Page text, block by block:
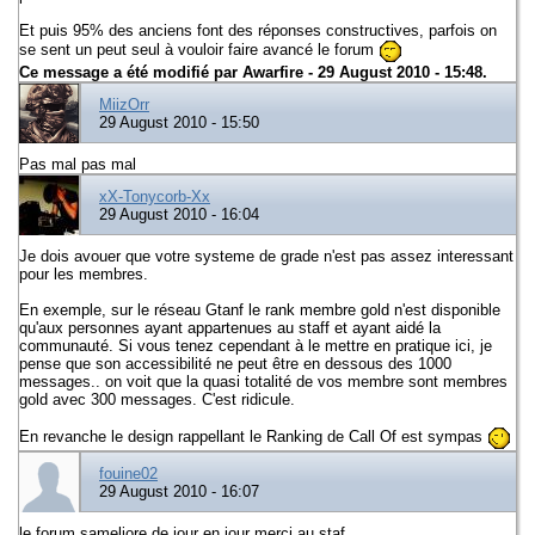
Et puis 95% des anciens font des réponses constructives, parfois on
se sent un peut seul à vouloir faire avancé le forum
Ce message a été modifié par Awarfire - 29 August 2010 - 15:48.
MiizOrr
29 August 2010 - 15:50
Pas mal pas mal
xX-Tonycorb-Xx
29 August 2010 - 16:04
Je dois avouer que votre systeme de grade n'est pas assez interessant
pour les membres.
En exemple, sur le réseau Gtanf le rank membre gold n'est disponible
qu'aux personnes ayant appartenues au staff et ayant aidé la
communauté. Si vous tenez cependant à le mettre en pratique ici, je
pense que son accessibilité ne peut être en dessous des 1000
messages.. on voit que la quasi totalité de vos membre sont membres
gold avec 300 messages. C'est ridicule.
En revanche le design rappellant le Ranking de Call Of est sympas
fouine02
29 August 2010 - 16:07